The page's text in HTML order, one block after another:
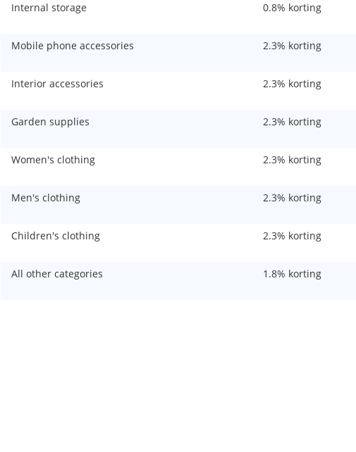
Internal storage 0.8% korting
Mobile phone accessories 2.3% korting
Interior accessories 2.3% korting
Garden supplies 2.3% korting
Women's clothing 2.3% korting
Men's clothing 2.3% korting
Children's clothing 2.3% korting
All other categories 1.8% korting